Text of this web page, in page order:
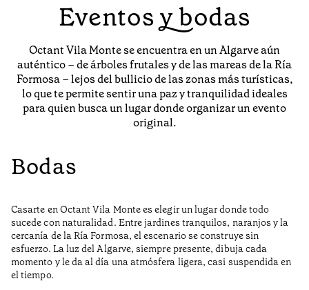
Eventos y bodas
Octant Vila Monte se encuentra en un Algarve aún
auténtico – de árboles frutales y de las mareas de la Ría
Formosa – lejos del bullicio de las zonas más turísticas,
lo que te permite sentir una paz y tranquilidad ideales
para quien busca un lugar donde organizar un evento
original.
Bodas
Casarte en Octant Vila Monte es elegir un lugar donde todo
sucede con naturalidad. Entre jardines tranquilos, naranjos y la
cercanía de la Ría Formosa, el escenario se construye sin
esfuerzo. La luz del Algarve, siempre presente, dibuja cada
momento y le da al día una atmósfera ligera, casi suspendida en
el tiempo.